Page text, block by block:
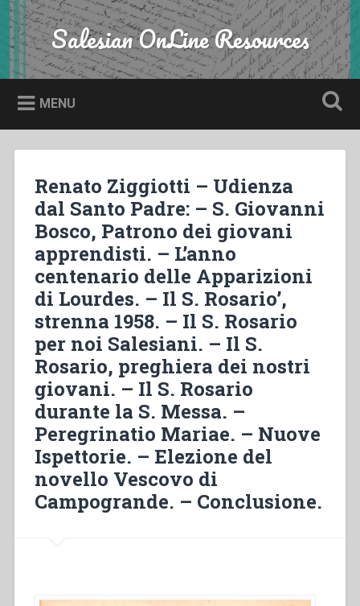
Skip
to
content
Search Salesian OnLine Resources
MENU
Renato Ziggiotti – Udienza
dal Santo Padre: – S. Giovanni
Bosco, Patrono dei giovani
apprendisti. – L’anno
centenario delle Apparizioni
di Lourdes. – Il S. Rosario’,
strenna 1958. – Il S. Rosario
per noi Salesiani. – Il S.
Rosario, preghiera dei nostri
giovani. – Il S. Rosario
durante la S. Messa. –
Peregrinatio Mariae. – Nuove
Ispettorie. – Elezione del
novello Vescovo di
Campogrande. – Conclusione.